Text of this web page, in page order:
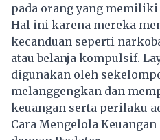
pada orang yang
Hal ini karena mereka
kecanduan seperti
atau belanja kompulsif.
digunakan oleh
melanggengkan dan
keuangan serta perilaku
Cara Mengelola